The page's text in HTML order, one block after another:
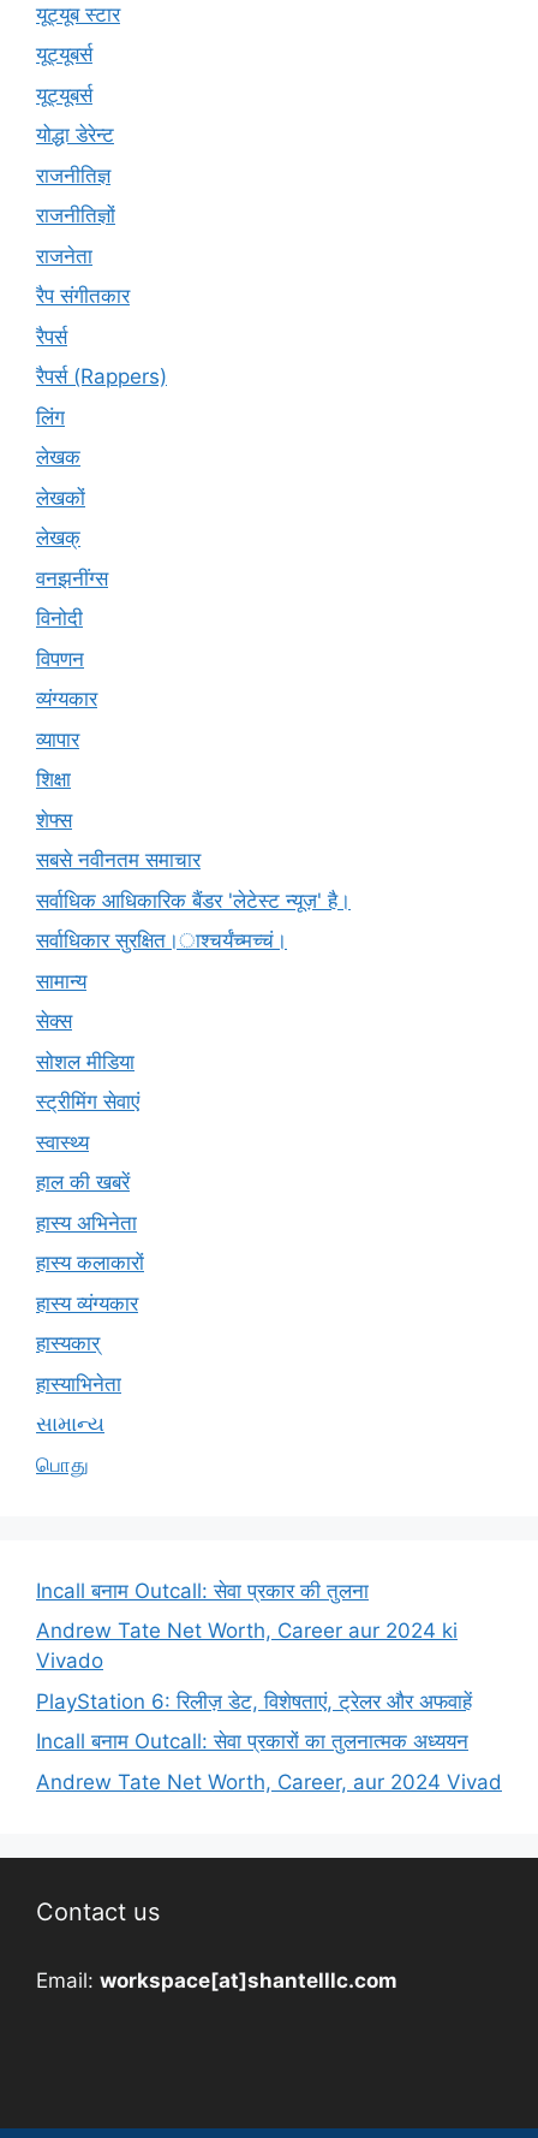
यूट्यूब स्टार
यूट्यूबर्स
यूट्‍यूबर्स
योद्धा डेरेन्ट
राजनीतिज्ञ
राजनीतिज्ञों
राजनेता
रैप संगीतकार
रैपर्स
रैपर्स (Rappers)
लिंग
लेखक
लेखकों
लेखक्
वनझनींग्स
विनोदी
विपणन
व्यंग्यकार
व्यापार
शिक्षा
शेफ्स
सबसे नवीनतम समाचार
सर्वाधिक आधिकारिक बैंडर 'लेटेस्ट न्यूज़' है।
सर्वाधिकार सुरक्षित।ाश्चर्यंच्मच्चं।
सामान्य
सेक्स
सोशल मीडिया
स्ट्रीमिंग सेवाएं
स्वास्थ्य
हाल की खबरें
हास्य अभिनेता
हास्य कलाकारों
हास्य व्यंग्यकार
हास्यकार्
हास्याभिनेता
સામાન્ય
பொது
Incall बनाम Outcall: सेवा प्रकार की तुलना
Andrew Tate Net Worth, Career aur 2024 ki
Vivado
PlayStation 6: रिलीज़ डेट, विशेषताएं, ट्रेलर और अफवाहें
Incall बनाम Outcall: सेवा प्रकारों का तुलनात्मक अध्ययन
Andrew Tate Net Worth, Career, aur 2024 Vivad
Contact us
Email: workspace[at]shantelllc.com